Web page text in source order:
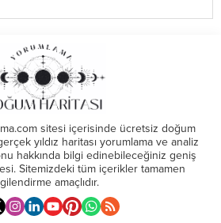
sitesi içerisinde ücretsiz doğum
yıldız haritası yorumlama ve analiz
hakkında bilgi edinebileceğiniz geniş
Sitemizdeki tüm içerikler tamamen
amaçlıdır.